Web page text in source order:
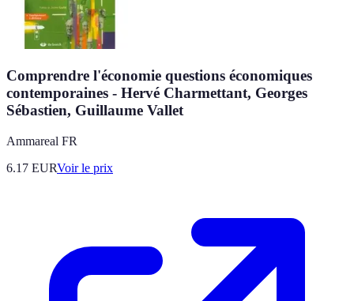
Comprendre l'économie questions économiques
contemporaines - Hervé Charmettant, Georges
Sébastien, Guillaume Vallet
Ammareal FR
6.17 EURVoir le prix